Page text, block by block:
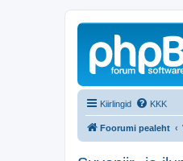
Kiirlingid KKK
Foorumi pealeht